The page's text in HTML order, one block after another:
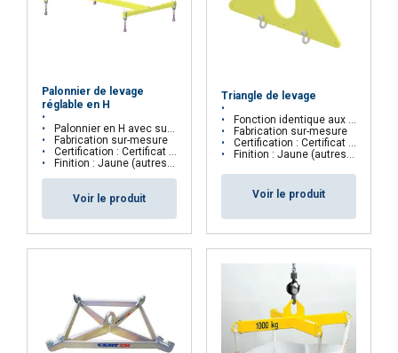
Palonnier de levage
réglable en H
Palonnier en H avec suspension par anneau central
Fabrication sur-mesure
Certification : Certificat CE
Finition : Jaune (autres couleurs disponibles sur demande)
Voir le produit
Triangle de levage
Fonction identique aux palonniers courts et écarteurs
Fabrication sur-mesure
Certification : Certificat CE
Finition : Jaune (autres couleurs disponibles sur demande)
Voir le produit
ACCEPTER TOUT
AFFICHER LES DÉTAILS